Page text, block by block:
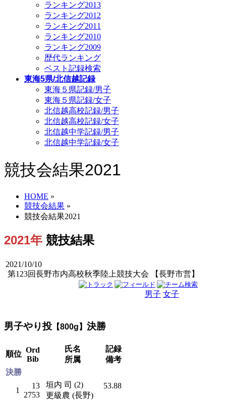
ランキング2013
ランキング2012
ランキング2011
ランキング2010
ランキング2009
歴代ランキング
ベスト記録検索
東海5県/北信越記録
東海５県記録/男子
東海５県記録/女子
北信越高校記録/男子
北信越高校記録/女子
北信越中学記録/男子
北信越中学記録/女子
競技会結果2021
HOME »
競技会結果 »
競技会結果2021
2021年 競技結果
2021/10/10
第123回長野市内高校秋季陸上競技大会 【長野市営】
男子 女子
男子やり投 【800g】 決勝
順位 Ord
Bib
氏名
所属
記録
備考
決勝
1
13
2753
垣内 司 (2)
更級農 (長野)
53.88